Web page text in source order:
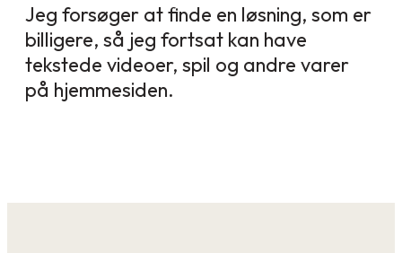
Jeg forsøger at finde en løsning, som er
billigere, så jeg fortsat kan have
tekstede videoer, spil og andre varer
på hjemmesiden.